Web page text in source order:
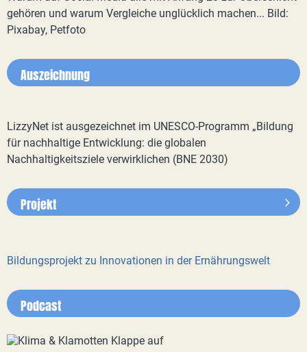
gehören und warum Vergleiche unglücklich machen... Bild:
Pixabay, Petfoto
Auszeichnung
LizzyNet ist ausgezeichnet im UNESCO-Programm „Bildung
für nachhaltige Entwicklung: die globalen
Nachhaltigkeitsziele verwirklichen (BNE 2030)
Projekt
Bildungsprojekt zu Innovationen in der Ernährungswelt
Podcast